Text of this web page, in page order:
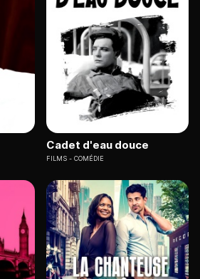
Cadet d'eau douce
FILMS COMÉDIE